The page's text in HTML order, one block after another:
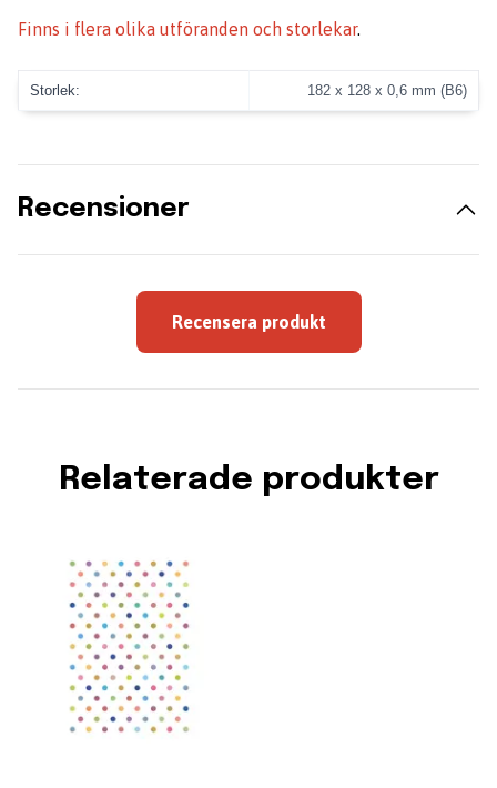
Finns i flera olika utföranden och storlekar.
Storlek: 182 x 128 x 0,6 mm (B6)
Recensioner
Recensera produkt
Relaterade produkter